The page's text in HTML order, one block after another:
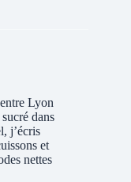
Lyon
dans
j’écris
et
nettes